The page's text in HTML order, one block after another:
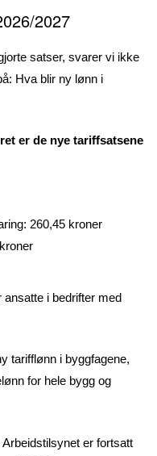
2027
satser, svarer vi ikke
Hva blir ny lønn i
er de nye tariffsatsene
260,45 kroner
ansatte i bedrifter med
tarifflønn i byggfagene,
for hele bygg og
er fortsatt